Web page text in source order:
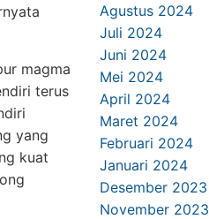
magma
terus
yang
kuat
Agustus 2024
Juli 2024
Juni 2024
Mei 2024
April 2024
Maret 2024
Februari 2024
Januari 2024
Desember 2023
November 2023